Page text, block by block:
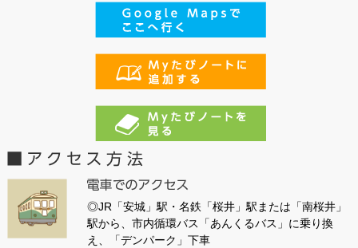
◎JR「安城」駅・名鉄「桜井」駅または「南桜井」
駅から、市内循環バス「あんくるバス」に乗り換
え、「デンパーク」下車